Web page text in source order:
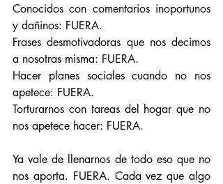
Conocidos con comentarios inoportunos
y dañinos: FUERA.
Frases desmotivadoras que nos decimos
a nosotras misma: FUERA.
Hacer planes sociales cuando no nos
apetece: FUERA.
Torturarnos con tareas del hogar que no
nos apetece hacer: FUERA.
Ya vale de llenarnos de todo eso que no
nos aporta. FUERA. Cada vez que algo